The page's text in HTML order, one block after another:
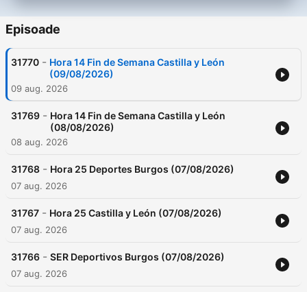
Episoade
31770 - Hora 14 Fin de Semana Castilla y León
(09/08/2026)
09 aug. 2026
31769 - Hora 14 Fin de Semana Castilla y León
(08/08/2026)
08 aug. 2026
31768 - Hora 25 Deportes Burgos (07/08/2026)
07 aug. 2026
31767 - Hora 25 Castilla y León (07/08/2026)
07 aug. 2026
31766 - SER Deportivos Burgos (07/08/2026)
07 aug. 2026